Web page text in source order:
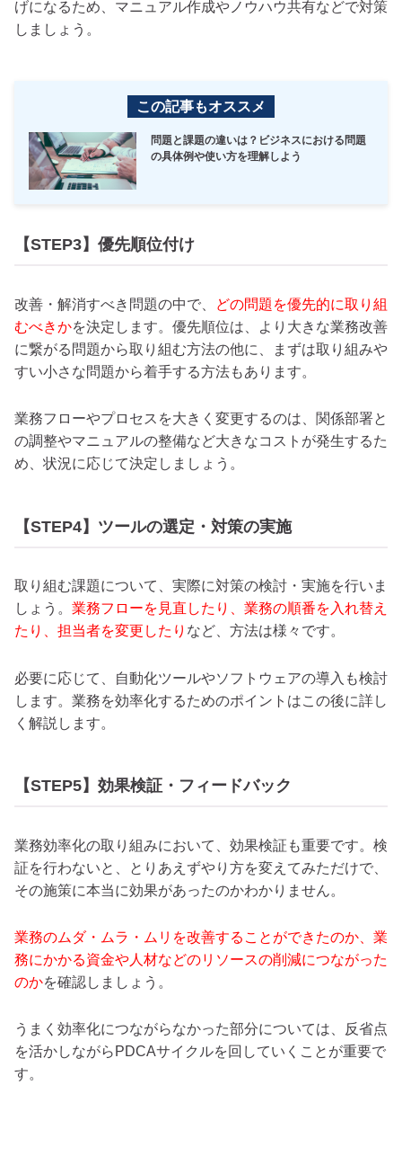
げになるため、マニュアル作成やノウハウ共有などで対策
しましょう。
この記事もオススメ
問題と課題の違いは？ビジネスにおける問題
の具体例や使い方を理解しよう
【STEP3】優先順位付け
改善・解消すべき問題の中で、
どの問題を優先的に取り組
むべきかを決定します。優先順位は、より大きな業務改善
に繋がる問題から取り組む方法の他に、まずは取り組みや
すい小さな問題から着手する方法もあります。
業務フローやプロセスを大きく変更するのは、関係部署と
の調整やマニュアルの整備など大きなコストが発生するた
め、状況に応じて決定しましょう。
【STEP4】ツールの選定・対策の実施
取り組む課題について、実際に対策の検討・実施を行いま
しょう。 業務フローを見直したり、業務の順番を入れ替え
たり、担当者を変更したり など、方法は様々です。
必要に応じて、自動化ツールやソフトウェアの導入も検討
します。業務を効率化するためのポイントはこの後に詳し
く解説します。
【STEP5】効果検証・フィードバック
業務効率化の取り組みにおいて、効果検証も重要です。検
証を行わないと、とりあえずやり方を変えてみただけで、
その施策に本当に効果があったのかわかりません。
業務のムダ・ムラ・ムリを改善することができたのか、業
務にかかる資金や人材などのリソースの削減につながった
のかを確認しましょう。
うまく効率化につながらなかった部分については、反省点
を活かしながらPDCAサイクルを回していくことが重要で
す。